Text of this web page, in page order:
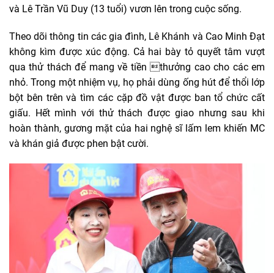
và Lê Trần Vũ Duy (13 tuổi) vươn lên trong cuộc sống.
Theo dõi thông tin các gia đình, Lê Khánh và Cao Minh Đạt
không kìm được xúc động. Cả hai bày tỏ quyết tâm vượt
qua thử thách để mang về tiền thưởng cao cho các em
nhỏ. Trong một nhiệm vụ, họ phải dùng ống hút để thổi lớp
bột bên trên và tìm các cặp đồ vật được ban tổ chức cất
giấu. Hết mình với thử thách được giao nhưng sau khi
hoàn thành, gương mặt của hai nghệ sĩ lấm lem khiến MC
và khán giả được phen bật cười.